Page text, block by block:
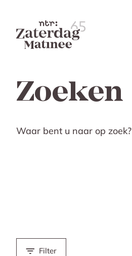
Zoeken
Waar bent u naar op zoek?
Filter